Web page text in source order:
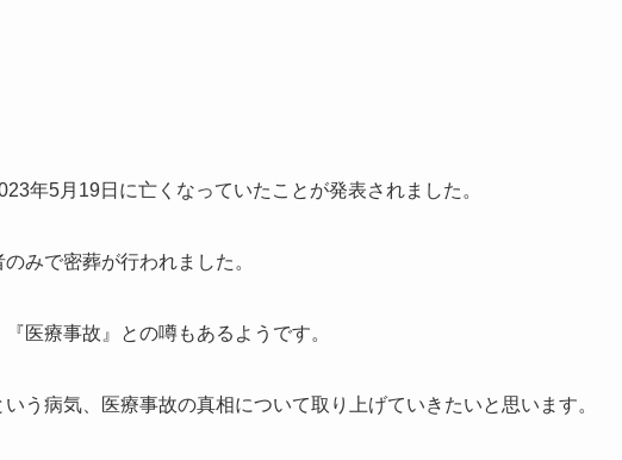
年5月19日に亡くなっていたことが発表されました。
みで密葬が行われました。
医療事故』との噂もあるようです。
う病気、医療事故の真相について取り上げていきたいと思います。